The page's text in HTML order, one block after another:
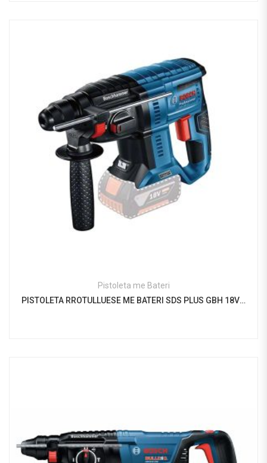
Pistoleta me Bateri
PISTOLETA RROTULLUESE ME BATERI SDS PLUS GBH 18V – 21